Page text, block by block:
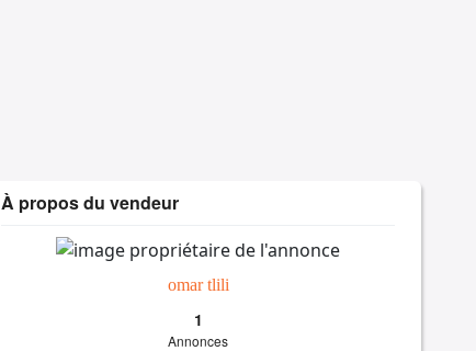
À propos du vendeur
omar tlili
1
Annonces